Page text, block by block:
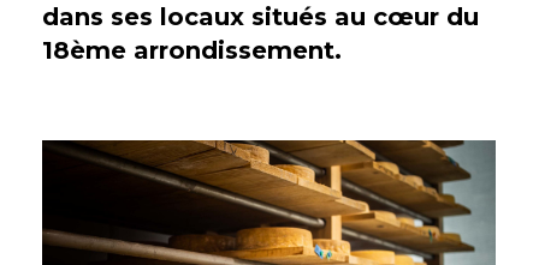
dans ses locaux situés au cœur du
18ème arrondissement.